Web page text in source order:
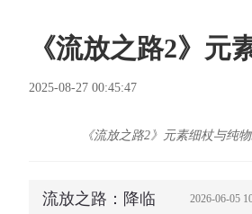
《流放之路2》元
2025-08-27 00:45:47
《流放之路2》元素细杖与纯
流放之路：降临 2026-06-05